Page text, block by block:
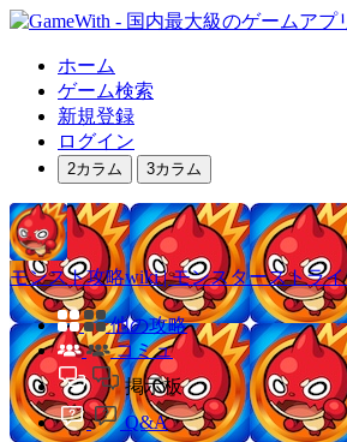
ホーム
ゲーム検索
新規登録
ログイン
2カラム 3カラム
モンスト攻略wiki | モンスターストラ
他の攻略
コミュ
掲示板
Q&A